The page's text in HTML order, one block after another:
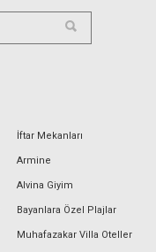
İftar Mekanları
Armine
Alvina Giyim
Bayanlara Özel Plajlar
Muhafazakar Villa Oteller